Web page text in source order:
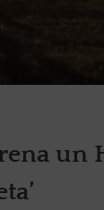
un